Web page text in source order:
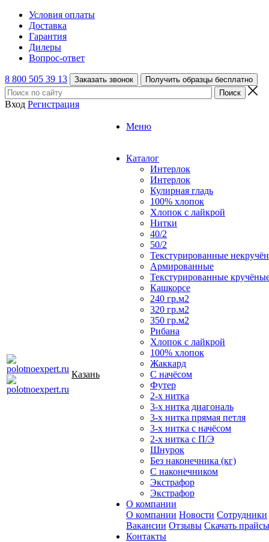
Условия оплаты
Доставка
Гарантия
Дилеры
Вопрос-ответ
8 800 505 39 13 Заказать звонок Получить образцы бесплатно
Вход Регистрация
Казань
Меню
Каталог
Интерлок
Интерлок
Кулирная гладь
100% хлопок
Хлопок с лайкрой
Нитки
40/2
50/2
Текстурированные
Армированные
Текстурированные
Кашкорсе
240 гр.м2
320 гр.м2
350 гр.м2
Рибана
Хлопок с лайкрой
100% хлопок
Жаккард
С начёсом
Футер
2-х нитка
3-х нитка диагональ
3-х нитка прямая петля
3-х нитка с начёсом
2-х нитка с П/Э
Шнурок
Без наконечника (кг)
С наконечником
Экстрафор
Экстрафор
О компании
О компании Новости Сотрудники
Вакансии Отзывы Скачать прайсы
Контакты